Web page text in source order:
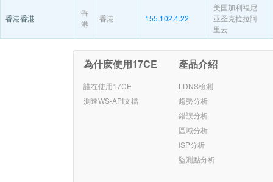
香港香港
香
港
香港 155.102.4.22
美国加利福尼
亚圣克拉拉阿
里云
為什麽使用17CE
誰在使用17CE
測速WS-API文檔
產品介紹
LDNS檢測
趨勢分析
錯誤分析
區域分析
ISP分析
監測點分析